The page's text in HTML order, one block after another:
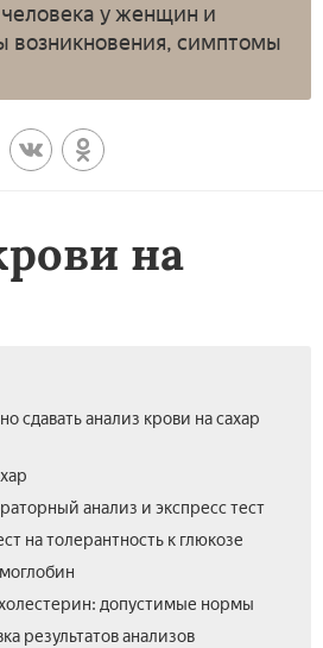
у женщин и
возникновения, симптомы
на
сдавать анализ крови на сахар
анализ и экспресс тест
на толерантность к глюкозе
допустимые нормы
результатов анализов